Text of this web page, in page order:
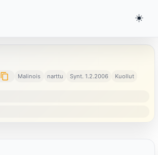
☀️
content_copy Malinois narttu Synt. 1.2.2006 Kuollut